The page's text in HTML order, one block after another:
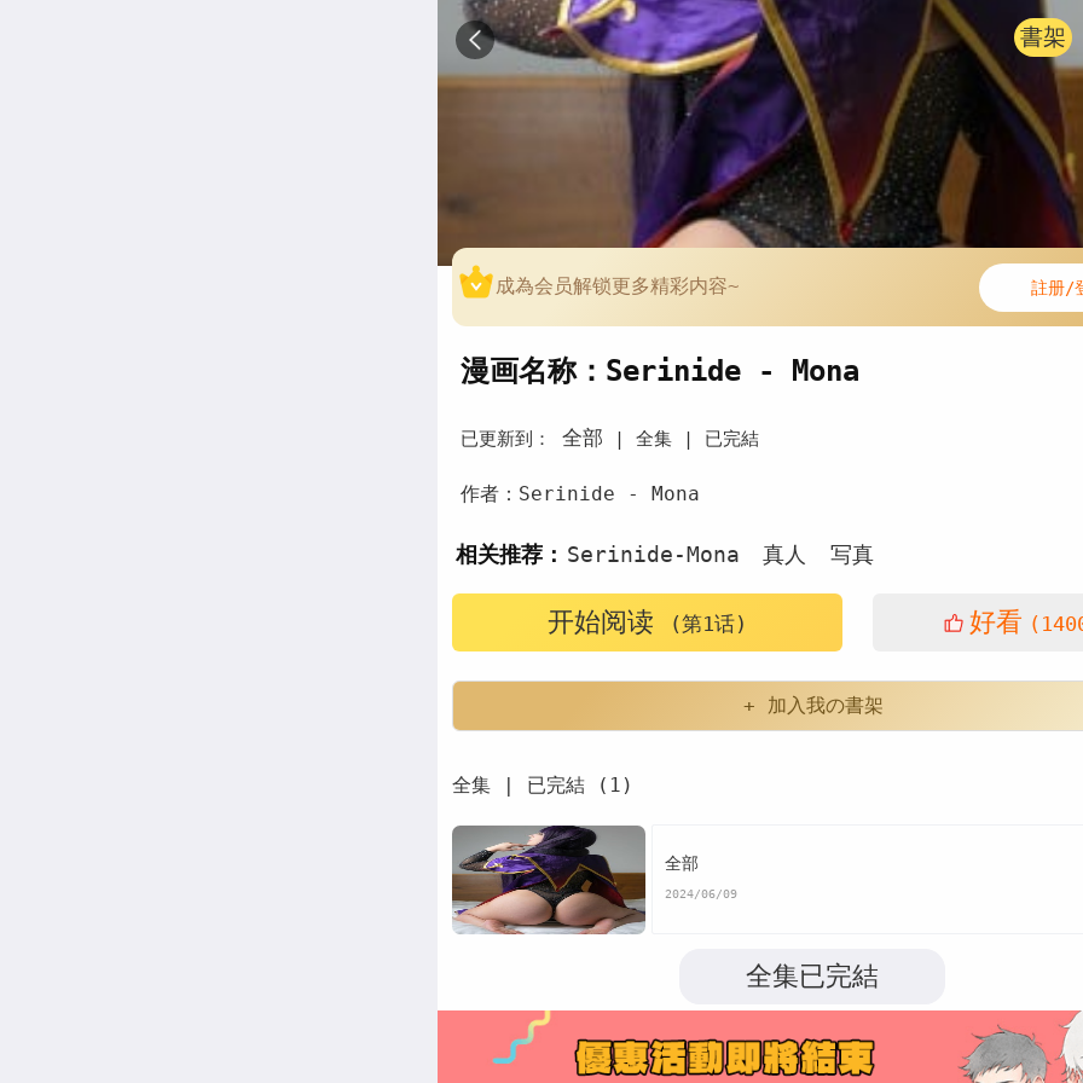
書架
成為会员解锁更多精彩内容~ 註册/
漫画名称：Serinide - Mona
已更新到： 全部 | 全集 | 已完結
作者：Serinide - Mona
相关推荐： Serinide-Mona 真人 写真
开始阅读 (第1话) 好看
+ 加入我の書架
全集 | 已完結 (1)
全部
2024/06/09
全集已完結